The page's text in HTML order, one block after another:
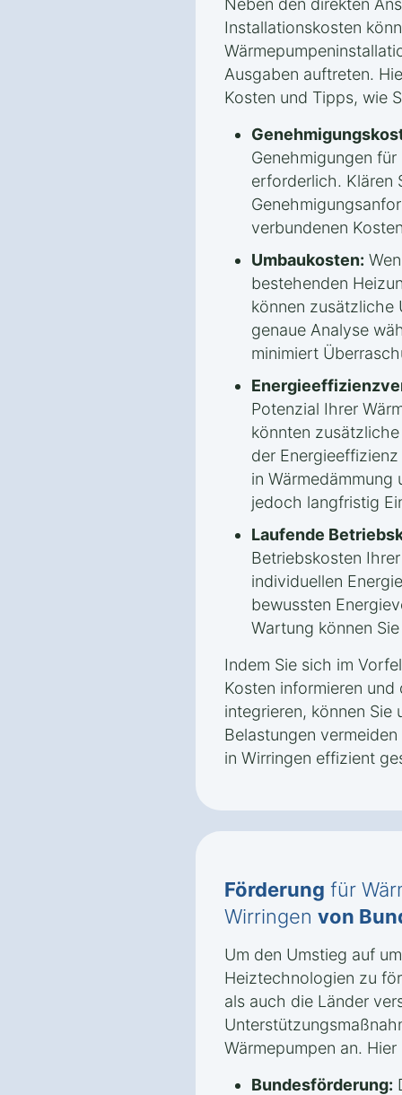
Neben den direkten
Installationskosten
Ausgaben auftreten.
Kosten und Tipps, wie
Genehmigungen
erforderlich. Klären
verbundenen
Umbaukosten:
bestehenden
können zusätzliche
genaue Analyse
minimiert
Potenzial Ihrer
könnten
der
in Wärmedämmung
jedoch langfristig
Laufende
Betriebskosten
individuellen
bewussten
Wartung können
Indem Sie sich im
Kosten informieren und
integrieren, können Sie
Belastungen
in Wirringen effizient
Förderung für
Wirringen von
Um den Umstieg auf
Heiztechnologien zu
als auch die Länder
Wärmepumpen an.
Bundesförderung: